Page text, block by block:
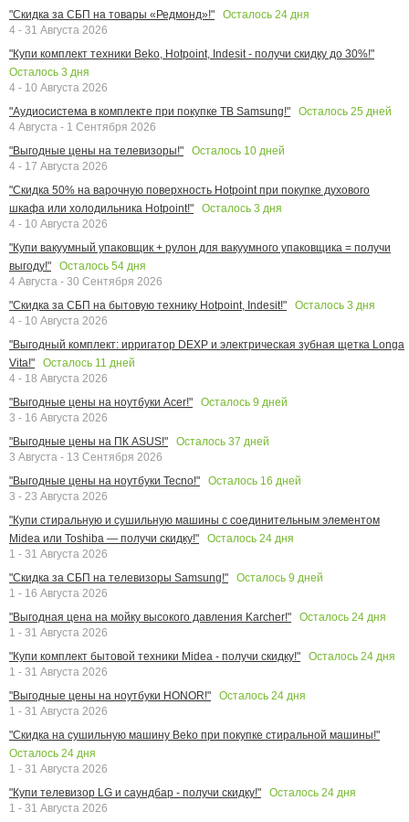
"Скидка за СБП на товары «Редмонд»!" Осталось 24 дня
4 - 31 Августа 2026
"Купи комплект техники Beko, Hotpoint, Indesit - получи скидку до 30%!"
Осталось 3 дня
4 - 10 Августа 2026
"Аудиосистема в комплекте при покупке ТВ Samsung!"
Осталось 25 дней
4 Августа - 1 Сентября 2026
"Выгодные цены на телевизоры!"
Осталось 10 дней
4 - 17 Августа 2026
"Скидка 50% на варочную поверхность Hotpoint при покупке духового
шкафа или холодильника Hotpoint!"
Осталось 3 дня
4 - 10 Августа 2026
"Купи вакуумный упаковщик + рулон для вакуумного упаковщика = получи
выгоду!"
Осталось 54 дня
4 Августа - 30 Сентября 2026
"Скидка за СБП на бытовую технику Hotpoint, Indesit!"
Осталось 3 дня
4 - 10 Августа 2026
"Выгодный комплект: ирригатор DEXP и электрическая зубная щетка Longa
Vita!"
Осталось 11 дней
4 - 18 Августа 2026
"Выгодные цены на ноутбуки Acer!"
Осталось 9 дней
3 - 16 Августа 2026
"Выгодные цены на ПК ASUS!"
Осталось 37 дней
3 Августа - 13 Сентября 2026
"Выгодные цены на ноутбуки Tecno!"
Осталось 16 дней
3 - 23 Августа 2026
"Купи стиральную и сушильную машины с соединительным элементом
Midea или Toshiba — получи скидку!"
Осталось 24 дня
1 - 31 Августа 2026
"Скидка за СБП на телевизоры Samsung!"
Осталось 9 дней
1 - 16 Августа 2026
"Выгодная цена на мойку высокого давления Karcher!"
Осталось 24 дня
1 - 31 Августа 2026
"Купи комплект бытовой техники Midea - получи скидку!"
Осталось 24 дня
1 - 31 Августа 2026
"Выгодные цены на ноутбуки HONOR!"
Осталось 24 дня
1 - 31 Августа 2026
"Скидка на сушильную машину Beko при покупке стиральной машины!"
Осталось 24 дня
1 - 31 Августа 2026
"Купи телевизор LG и саундбар - получи скидку!"
Осталось 24 дня
1 - 31 Августа 2026